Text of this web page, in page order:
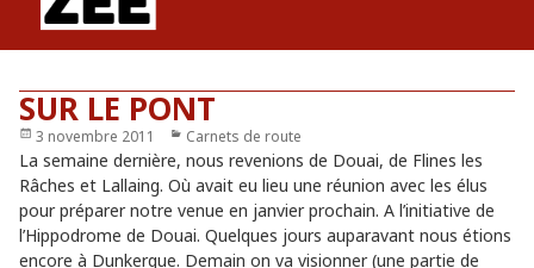
SUR LE PONT
Publié
le
3 novembre 2011 Catégories
Carnets de route
La semaine dernière, nous revenions de Douai, de Flines les
Râches et Lallaing. Où avait eu lieu une réunion avec les élus
pour préparer notre venue en janvier prochain. A l’initiative de
l’Hippodrome de Douai. Quelques jours auparavant nous étions
encore à Dunkerque. Demain on va visionner (une partie de